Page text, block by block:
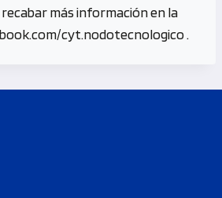
más información en la
cyt.nodotecnologico .